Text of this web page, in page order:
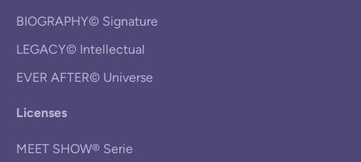
BIOGRAPHY© Signature
LEGACY© Intellectual
EVER AFTER© Universe
Licenses
MEET SHOW® Serie